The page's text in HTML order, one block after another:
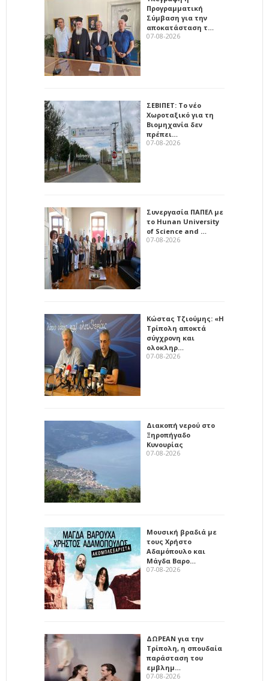
Προγραμματική
Σύμβαση για την
αποκατάσταση τ…
07-08-2026
ΣΕΒΙΠΕΤ: Το νέο
Χωροταξικό για τη
Βιομηχανία δεν
πρέπει…
07-08-2026
Συνεργασία ΠΑΠΕΛ με
το Hunan University
of Science and …
07-08-2026
Κώστας Τζιούμης: «Η
Τρίπολη αποκτά
σύγχρονη και
ολοκληρ…
07-08-2026
Διακοπή νερού στο
Ξηροπήγαδο
Κυνουρίας
07-08-2026
Μουσική βραδιά με
τους Χρήστο
Αδαμόπουλο και
Μάγδα Βαρο…
07-08-2026
ΔΩΡΕΑΝ για την
Τρίπολη, η σπουδαία
παράσταση του
εμβλημ…
07-08-2026